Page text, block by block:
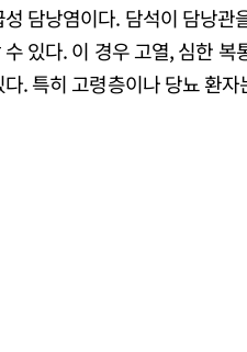
담낭염이다. 담석이 담낭관
있다. 이 경우 고열, 심한 복
. 특히 고령층이나 당뇨 환